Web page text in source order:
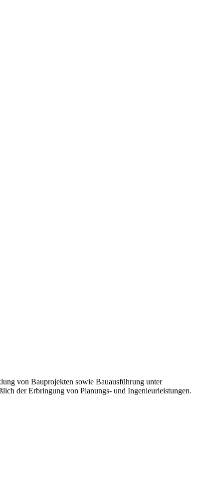
von Bauprojekten sowie Bauausführung unter
der Erbringung von Planungs- und Ingenieurleistungen.